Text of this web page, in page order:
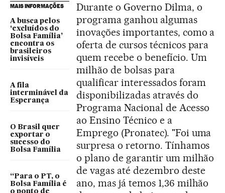
MAIS INFORMAÇÕES
A busca pelos
‘excluídos do
Bolsa Família’
encontra os
brasileiros
invisíveis
A fila
interminável da
Esperança
O Brasil quer
exportar o
sucesso do
Bolsa Família
“Para o PT, o
Bolsa Família é
o ponto de
Durante o Governo Dilma, o
programa ganhou algumas
inovações importantes, como a
oferta de cursos técnicos para
quem recebe o benefício. Um
milhão de bolsas para
qualificar interessados foram
disponibilizadas através do
Programa Nacional de Acesso
ao Ensino Técnico e a
Emprego (Pronatec). "Foi uma
surpresa o retorno. Tínhamos
o plano de garantir um milhão
de vagas até dezembro deste
ano, mas já temos 1,36 milhão